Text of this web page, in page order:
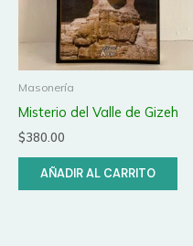
Masonería
Misterio del Valle de Gizeh
$380.00
AÑADIR AL CARRITO